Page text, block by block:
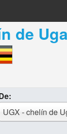
de
UGX - chelín de